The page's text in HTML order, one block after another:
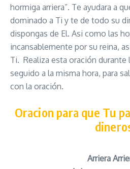
hormiga arriera”. Te ayudara a
dominado a Ti y te de todo su
dispongas de El. Asi como las
incansablemente por su reina,
Ti. Realiza esta oración durante
seguido a la misma hora, para
con la oración.
Oracion para que Tu
Arriera